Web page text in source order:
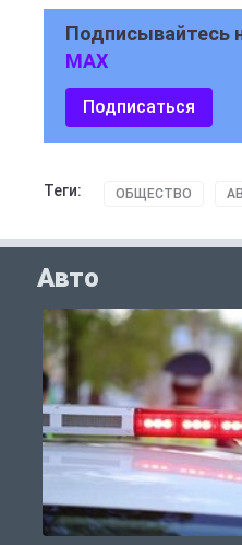
Подписывайтесь
MAX
Подписаться
Теги: ОБЩЕСТВО
Авто